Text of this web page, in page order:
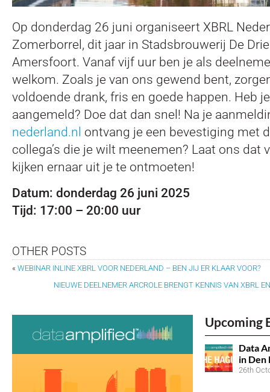
Op donderdag 26 juni organiseert XBRL
Zomerborrel, dit jaar in Stadsbrouwerij De
Amersfoort. Vanaf vijf uur ben je als
welkom. Zoals je van ons gewend bent,
voldoende drank, fris en goede happen. Heb
aangemeld? Doe dat dan snel! Na je
nederland.nl ontvang je een bevestiging met
collega’s die je wilt meenemen? Laat ons dat
kijken ernaar uit je te ontmoeten!
Datum: donderdag 26 juni 2025
Tijd: 17:00 – 20:00 uur
OTHER POSTS
« WEBINAR INLINE XBRL VOOR NEDERLAND – BEN JIJ ER KLAAR VOOR?
NIEUWE DEELNEMER ARCROLE BRENGT KENNIS VAN XBRL
Upcoming
Data
in Den
26th